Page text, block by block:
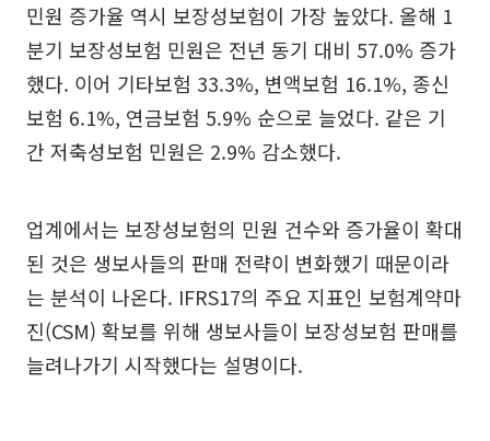
민원 증가율 역시 보장성보험이 가장 높았다. 올해 1
분기 보장성보험 민원은 전년 동기 대비 57.0% 증가
했다. 이어 기타보험 33.3%, 변액보험 16.1%, 종신
보험 6.1%, 연금보험 5.9% 순으로 늘었다. 같은 기
간 저축성보험 민원은 2.9% 감소했다.
업계에서는 보장성보험의 민원 건수와 증가율이 확대
된 것은 생보사들의 판매 전략이 변화했기 때문이라
는 분석이 나온다. IFRS17의 주요 지표인 보험계약마
진(CSM) 확보를 위해 생보사들이 보장성보험 판매를
늘려나가기 시작했다는 설명이다.